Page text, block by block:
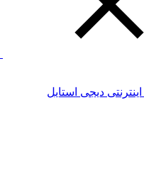
دیجی استایل